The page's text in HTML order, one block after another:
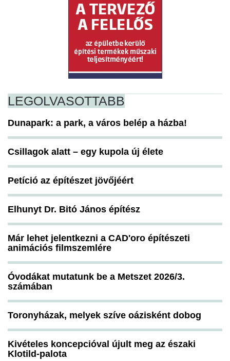
LEGOLVASOTTABB
Dunapark: a park, a város belép a házba!
Csillagok alatt – egy kupola új élete
Petíció az építészet jövőjéért
Elhunyt Dr. Bitó János építész
Már lehet jelentkezni a CAD'oro építészeti
animációs filmszemlére
Óvodákat mutatunk be a Metszet 2026/3.
számában
Toronyházak, melyek szíve oázisként dobog
Kivételes koncepcióval újult meg az északi
Klotild-palota